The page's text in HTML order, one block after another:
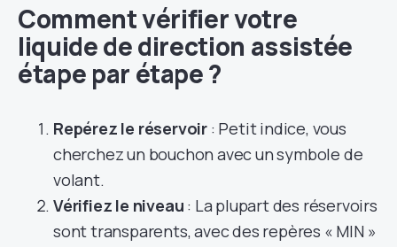
Comment vérifier votre
liquide de direction assistée
étape par étape ?
Repérez le réservoir : Petit indice, vous
cherchez un bouchon avec un symbole de
volant.
Vérifiez le niveau : La plupart des réservoirs
sont transparents, avec des repères « MIN »